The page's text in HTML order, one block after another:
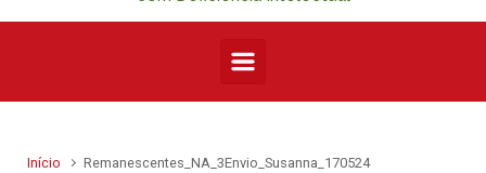
Início Remanescentes_NA_3Envio_Susanna_170524